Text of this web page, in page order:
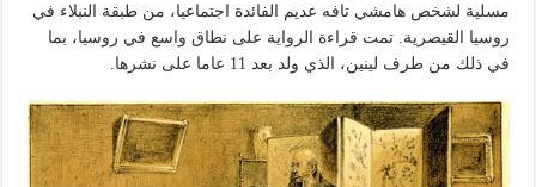
مسلية لشخص هامشي تافه عديم الفائدة اجتماعيا، من طبقة النبلاء في
روسيا القيصرية. تمت قراءة الرواية على نطاق واسع في روسيا، بما
في ذلك من طرف لينين، الذي ولد بعد 11 عاما على نشرها.